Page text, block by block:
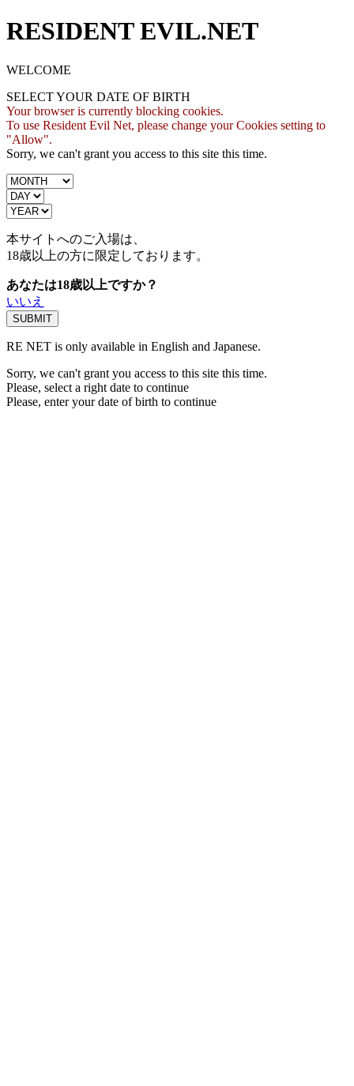
RESIDENT EVIL.NET
WELCOME
SELECT YOUR DATE OF BIRTH
Your browser is currently blocking cookies.
To use Resident Evil Net, please change your Cookies setting to
"Allow".
Sorry, we can't grant you access to this site this time.
本サイトへのご入場は、
18歳以上の方に限定しております。
あなたは18歳以上ですか？
いいえ
RE NET is only available in English and Japanese.
Sorry, we can't grant you access to this site this time.
Please, select a right date to continue
Please, enter your date of birth to continue